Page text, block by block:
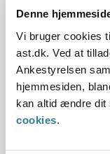
Denne
Vi bruger cookies
ast.dk. Ved at
Ankestyrelsen
hjemmesiden,
kan altid ændre dit
cookies.
seniorpension,
Det er, udover
betingelser for
at
myndighed, der
frakender den
ikke er